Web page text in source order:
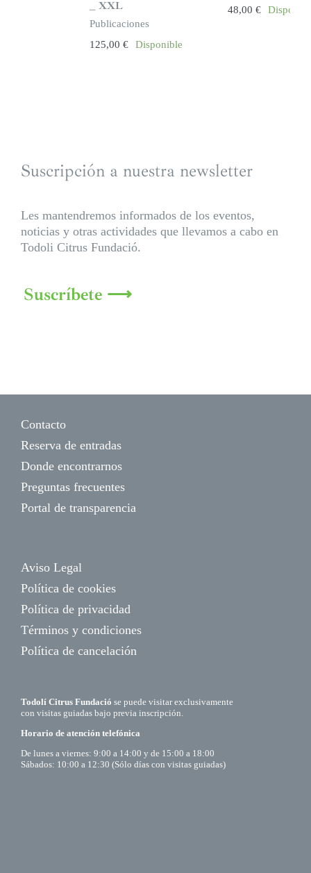
_ XXL
Publicaciones
125,00€ Disponible
48,00€
Suscripción a nuestra newsletter
Les mantendremos informados de los eventos,
noticias y otras actividades que llevamos a cabo en
Todoli Citrus Fundació.
Suscríbete ⟶
Contacto
Reserva de entradas
Donde encontrarnos
Preguntas frecuentes
Portal de transparencia
Aviso Legal
Política de cookies
Política de privacidad
Términos y condiciones
Política de cancelación
Todolí Citrus Fundació se puede visitar exclusivamente
con visitas guiadas bajo previa inscripción.
Horario de atención telefónica
De lunes a viernes: 9:00 a 14:00 y de 15:00 a 18:00
Sábados: 10:00 a 12:30 (Sólo días con visitas guiadas)